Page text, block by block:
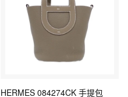
HERMES 084274CK 手提包